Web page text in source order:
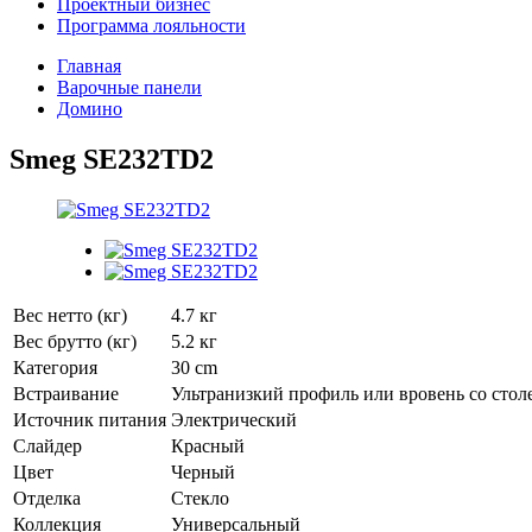
Проектный бизнес
Программа лояльности
Главная
Варочные панели
Домино
Smeg SE232TD2
Вес нетто (кг)
4.7 кг
Вес брутто (кг)
5.2 кг
Категория
30 cm
Встраивание
Ультранизкий профиль или вровень со
Источник питания Электрический
Слайдер
Красный
Цвет
Черный
Отделка
Стекло
Коллекция
Универсальный